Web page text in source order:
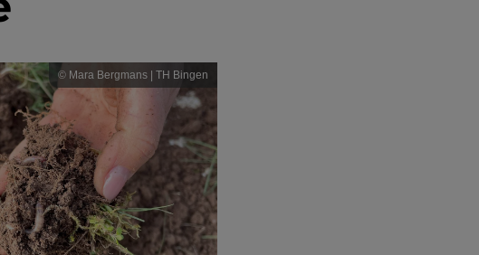
© Mara Bergmans | TH Bingen